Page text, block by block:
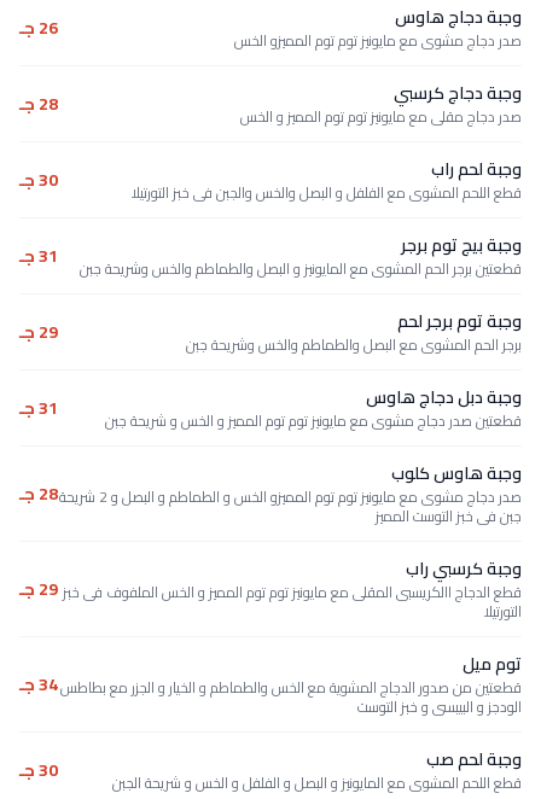
وجبة دجاج هاوس
صدر دجاج مشوى مع مايونيز توم توم المميزو الخس 26 جـ
وجبة دجاج كرسبي
صدر دجاج مقلى مع مايونيز توم توم المميز و الخس 28 جـ
وجبة لحم راب
قطع اللحم المشوى مع الفلفل و البصل والخس والجبن فى خبز التورتيلا 30 جـ
وجبة بيج توم برجر
قطعتين برجر الحم المشوى مع المايونيز و البصل والطماطم والخس وشريحة جبن 31 جـ
وجبة توم برجر لحم
برجر الحم المشوى مع البصل والطماطم والخس وشريحة جبن 29 جـ
وجبة دبل دجاج هاوس
قطعتين صدر دجاج مشوى مع مايونيز توم توم المميز و الخس و شريحة جبن 31 جـ
وجبة هاوس كلوب
صدر دجاج مشوى مع مايونيز توم توم المميزو الخس و الطماطم و البصل و 2 شريحة
جبن فى خبز التوست المميز
28 جـ
وجبة كرسبي راب
قطع الدجاج االكريسبى المقلى مع مايونيز توم توم المميز و الخس الملفوف فى خبز
التورتيلا
29 جـ
توم ميل
قطعتين من صدور الدجاج المشوية مع الخس والطماطم و الخيار و الجزر مع بطاطس
الودجز و البيبسى و خبز التوست
34 جـ
وجبة لحم صب
قطع اللحم المشوى مع المايونيز و البصل و الفلفل و الخس و شريحة الجبن 30 جـ